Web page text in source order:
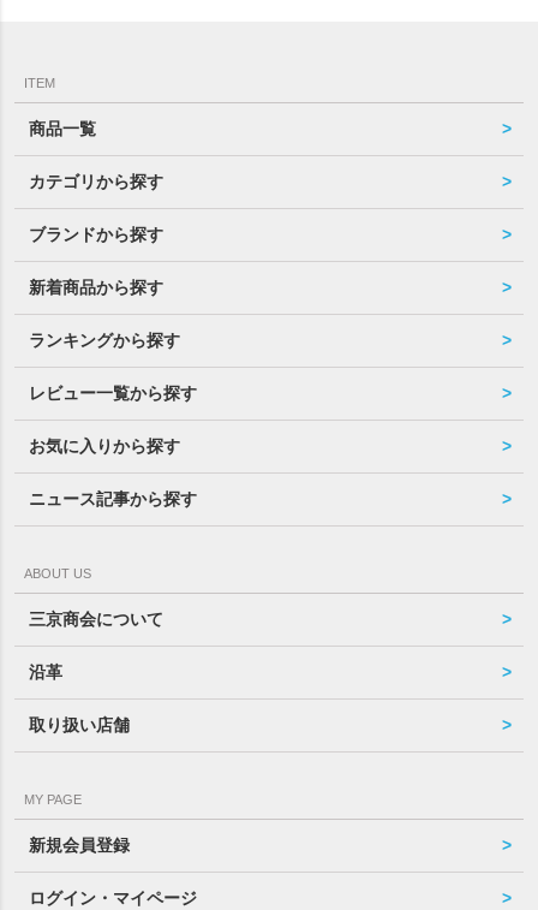
ITEM
商品一覧
カテゴリから探す
ブランドから探す
新着商品から探す
ランキングから探す
レビュー一覧から探す
お気に入りから探す
ニュース記事から探す
ABOUT US
三京商会について
沿革
取り扱い店舗
MY PAGE
新規会員登録
ログイン・マイページ